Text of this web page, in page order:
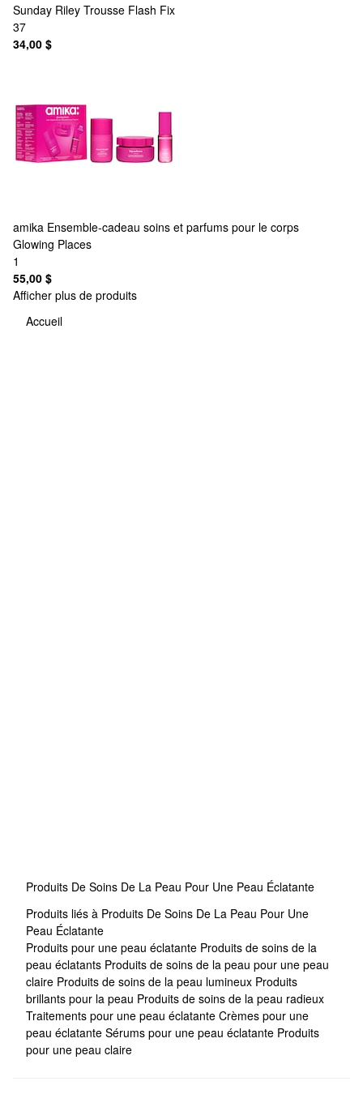
Sunday Riley Trousse Flash Fix
37
34,00 $
amika Ensemble-cadeau soins et parfums pour le corps
Glowing Places
1
55,00 $
Afficher plus de produits
Accueil
Produits De Soins De La Peau Pour Une Peau Éclatante
Produits liés à Produits De Soins De La Peau Pour Une
Peau Éclatante
Produits pour une peau éclatante Produits de soins de la
peau éclatants Produits de soins de la peau pour une peau
claire Produits de soins de la peau lumineux Produits
brillants pour la peau Produits de soins de la peau radieux
Traitements pour une peau éclatante Crèmes pour une
peau éclatante Sérums pour une peau éclatante Produits
pour une peau claire